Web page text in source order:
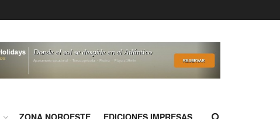
ZONA NOROESTE EDICIONES IMPRESAS